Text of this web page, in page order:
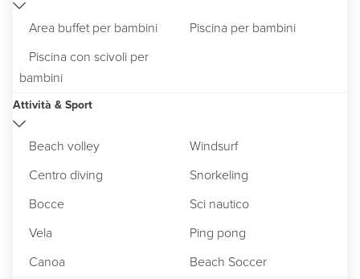
Area buffet per bambini
Piscina per bambini
Piscina con scivoli per
bambini
Attività & Sport
Beach volley
Windsurf
Centro diving
Snorkeling
Bocce
Sci nautico
Vela
Ping pong
Canoa
Beach Soccer